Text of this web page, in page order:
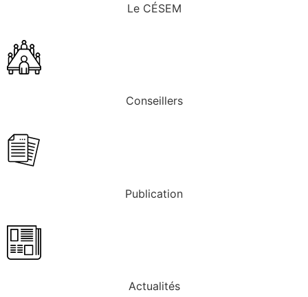
Le CÉSEM
Conseillers
Publication
Actualités